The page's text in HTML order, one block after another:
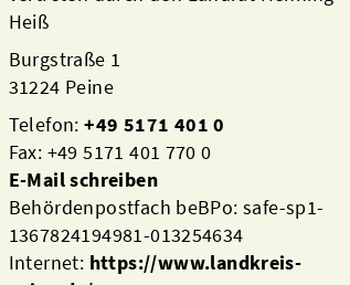
Heiß
Burgstraße 1
31224 Peine
Telefon:+49 5171 401 0
Fax: +49 5171 401 770 0
E-Mail schreiben
Behördenpostfach beBPo: safe-sp1-
1367824194981-013254634
Internet: https://www.landkreis-